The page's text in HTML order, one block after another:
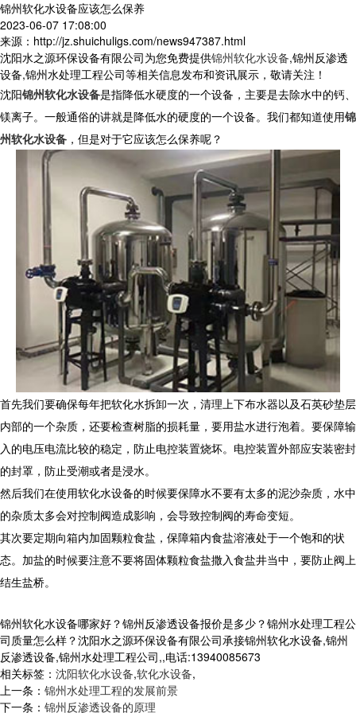
锦州软化水设备应该怎么保养
2023-06-07 17:08:00
来源：http://jz.shuichuligs.com/news947387.html
沈阳水之源环保设备有限公司为您免费提供锦州软化水设备,锦州反渗透
设备,锦州水处理工程公司等相关信息发布和资讯展示，敬请关注！
沈阳锦州软化水设备是指降低水硬度的一个设备，主要是去除水中的钙、
镁离子。一般通俗的讲就是降低水的硬度的一个设备。我们都知道使用锦
州软化水设备 ，但是对于它应该怎么保养呢？
首先我们要确保每年把软化水拆卸一次，清理上下布水器以及石英砂垫层
内部的一个杂质，还要检查树脂的损耗量，要用盐水进行泡着。要保障输
入的电压电流比较的稳定，防止电控装置烧坏。电控装置外部应安装密封
的封罩，防止受潮或者是浸水。
然后我们在使用软化水设备的时候要保障水不要有太多的泥沙杂质，水中
的杂质太多会对控制阀造成影响，会导致控制阀的寿命变短。
其次要定期向箱内加固颗粒食盐，保障箱内食盐溶液处于一个饱和的状
态。加盐的时候要注意不要将固体颗粒食盐撒入食盐井当中，要防止阀上
结生盐桥。
锦州软化水设备哪家好？锦州反渗透设备报价是多少？锦州水处理工程公
司质量怎么样？沈阳水之源环保设备有限公司承接锦州软化水设备,锦州
反渗透设备,锦州水处理工程公司,,电话:13940085673
相关标签： 沈阳软化水设备,软化水设备,
上一条： 锦州水处理工程的发展前景
下一条： 锦州反渗透设备的原理